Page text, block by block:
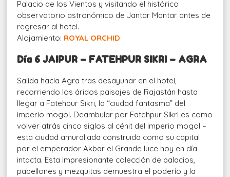
Palacio de los Vientos y visitando el histórico
observatorio astronómico de Jantar Mantar antes de
regresar al hotel.
Alojamiento: ROYAL ORCHID
Día 6 JAIPUR – FATEHPUR SIKRI – AGRA
Salida hacia Agra tras desayunar en el hotel,
recorriendo los áridos paisajes de Rajastán hasta
llegar a Fatehpur Sikri, la “ciudad fantasma” del
imperio mogol. Deambular por Fatehpur Sikri es como
volver atrás cinco siglos al cénit del imperio mogol –
esta ciudad amurallada construida como su capital
por el emperador Akbar el Grande luce hoy en día
intacta. Esta impresionante colección de palacios,
pabellones y mezquitas demuestra el poderío y la